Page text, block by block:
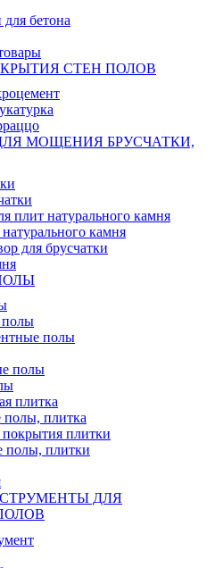
бетона
СТЕН ПОЛОВ
МОЩЕНИЯ БРУСЧАТКИ,
плит натурального камня
камня
для брусчатки
полы
полы
полы
плитка
полы, плитка
плитки
полы, плитки
ДЛЯ